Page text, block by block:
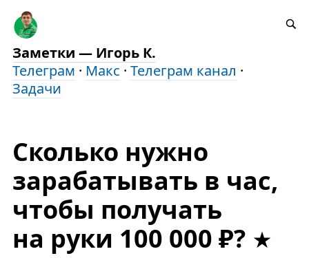
Заметки — Игорь К.
Телеграм · Макс · Телеграм канал ·
Задачи
Сколько нужно
зарабатывать в час,
чтобы получать
на руки 100 000 ₽?